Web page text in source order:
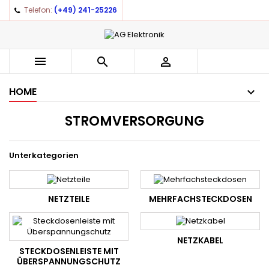
Telefon: (+49) 241-25226
  
HOME
STROMVERSORGUNG
Unterkategorien
NETZTEILE MEHRFACHSTECKDOSEN
STECKDOSENLEISTE MIT
ÜBERSPANNUNGSCHUTZ
NETZKABEL